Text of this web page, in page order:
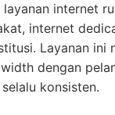
layanan internet
internet
Layanan ini
dengan
konsisten.